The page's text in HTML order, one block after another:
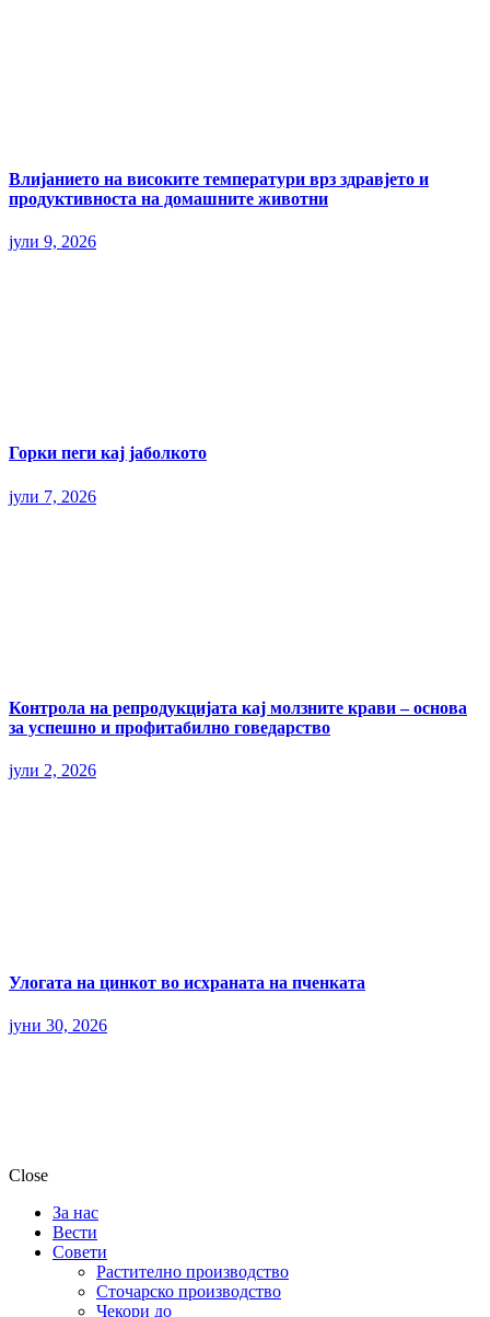
Влијанието на високите температури врз здравјето и
продуктивноста на домашните животни
јули 9, 2026
Горки пеги кај јаболкото
јули 7, 2026
Контрола на репродукцијата кај молзните крави – основа
за успешно и профитабилно говедарство
јули 2, 2026
Улогата на цинкот во исхраната на пченката
јуни 30, 2026
Close
За нас
Вести
Совети
Растително производство
Сточарско производство
Чекори до